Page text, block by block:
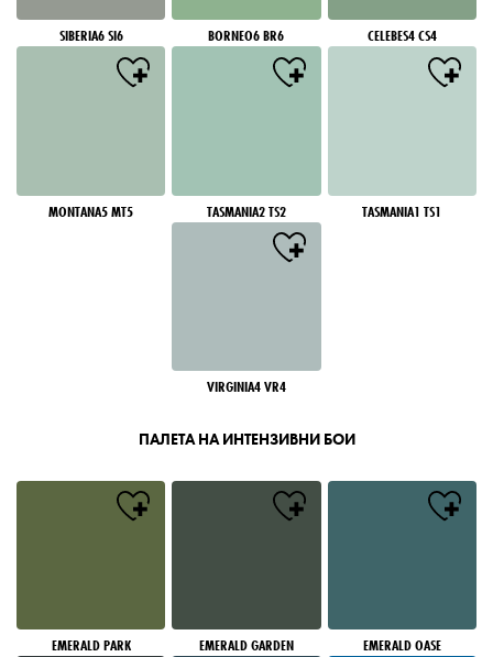
SIBERIA6 SI6 BORNEO6 BR6 CELEBES4 CS4
MONTANA5 MT5 TASMANIA2 TS2 TASMANIA1 TS1
VIRGINIA4 VR4
ПАЛЕТА НА ИНТЕНЗИВНИ БОИ
EMERALD PARK EMERALD GARDEN EMERALD OASE